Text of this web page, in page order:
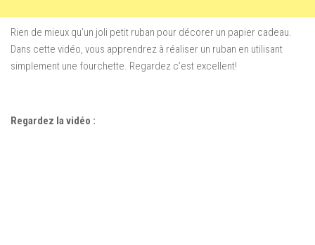
Rien de mieux qu’un joli petit ruban pour décorer un papier cadeau.
Dans cette vidéo, vous apprendrez à réaliser un ruban en utilisant
simplement une fourchette. Regardez c’est excellent!
Regardez la vidéo :